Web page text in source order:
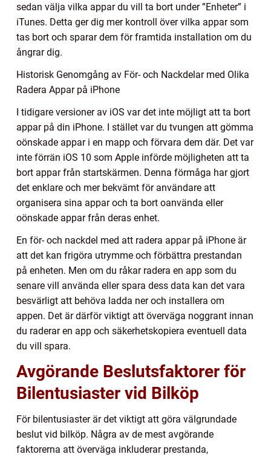
sedan välja vilka appar du vill ta bort under ”Enheter” i
iTunes. Detta ger dig mer kontroll över vilka appar som
tas bort och sparar dem för framtida installation om du
ångrar dig.
Historisk Genomgång av För- och Nackdelar med Olika
Radera Appar på iPhone
I tidigare versioner av iOS var det inte möjligt att ta bort
appar på din iPhone. I stället var du tvungen att gömma
oönskade appar i en mapp och förvara dem där. Det var
inte förrän iOS 10 som Apple införde möjligheten att ta
bort appar från startskärmen. Denna förmåga har gjort
det enklare och mer bekvämt för användare att
organisera sina appar och ta bort oanvända eller
oönskade appar från deras enhet.
En för- och nackdel med att radera appar på iPhone är
att det kan frigöra utrymme och förbättra prestandan
på enheten. Men om du råkar radera en app som du
senare vill använda eller spara dess data kan det vara
besvärligt att behöva ladda ner och installera om
appen. Det är därför viktigt att överväga noggrant innan
du raderar en app och säkerhetskopiera eventuell data
du vill spara.
Avgörande Beslutsfaktorer för
Bilentusiaster vid Bilköp
För bilentusiaster är det viktigt att göra välgrundade
beslut vid bilköp. Några av de mest avgörande
faktorerna att överväga inkluderar prestanda,